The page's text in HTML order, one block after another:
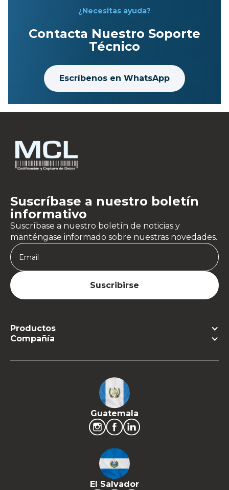
¿Necesitas ayuda?
Contacta Nuestro Soporte
Técnico
Escríbenos en WhatsApp
Suscríbase a nuestro boletín
informativo
Suscríbase a nuestro boletín de noticias y
manténgase informado sobre nuestras novedades.
Productos
Compañía
Guatemala
El Salvador